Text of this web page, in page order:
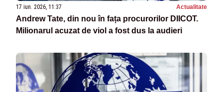
17 iun. 2026, 11:37 Actualitate
Andrew Tate, din nou în fața procurorilor DIICOT.
Milionarul acuzat de viol a fost dus la audieri